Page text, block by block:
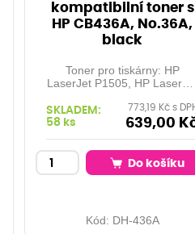
kompatibilní toner s
HP CB436A, No.36A,
black
Toner pro tiskárny: HP
LaserJet P1505, HP LaserJet
kapacita: 2.000 stran při 5%
pokrytí Barva: black
SKLADEM:
58 ks
773,19 Kč s
639,00
Do košíku
Kód: DH-436A